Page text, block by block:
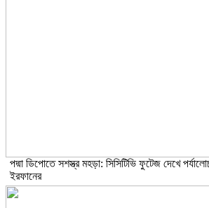
পদ্মা ডিপোতে সশস্ত্র মহড়া: সিসিটিভি ফুটেজ দেখে
ইরফানের